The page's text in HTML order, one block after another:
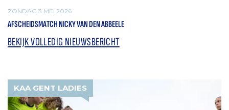
ZONDAG 3 MEI 2026
AFSCHEIDSMATCH NICKY VAN DEN ABBEELE
BEKIJK VOLLEDIG NIEUWSBERICHT
KAA GENT LADIES